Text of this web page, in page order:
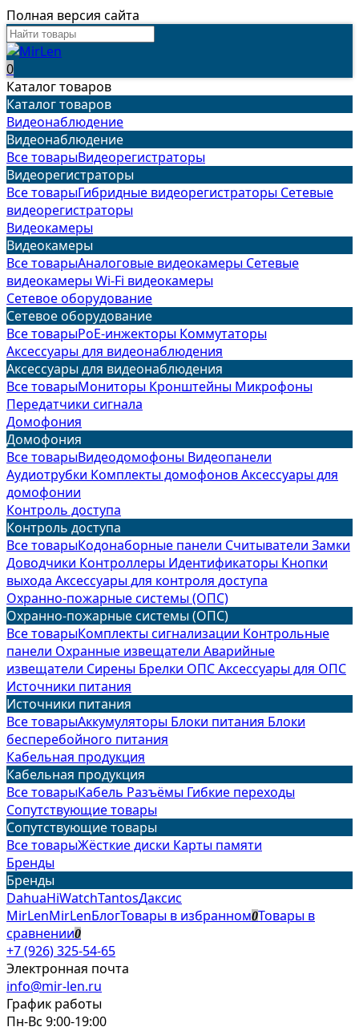
Полная версия сайта
0
Каталог товаров
Каталог товаров
Видеонаблюдение
Видеонаблюдение
Все товарыВидеорегистраторы
Видеорегистраторы
Все товарыГибридные видеорегистраторы Сетевые
видеорегистраторы
Видеокамеры
Видеокамеры
Все товарыАналоговые видеокамеры Сетевые
видеокамерыWi-Fi видеокамеры
Сетевое оборудование
Сетевое оборудование
Все товарыPoE-инжекторы Коммутаторы
Аксессуары для видеонаблюдения
Аксессуары для видеонаблюдения
Все товарыМониторы Кронштейны Микрофоны
Передатчики сигнала
Домофония
Домофония
Все товарыВидеодомофоны Видеопанели
Аудиотрубки Комплекты домофоновАксессуары для
домофонии
Контроль доступа
Контроль доступа
Все товарыКодонаборные панели Считыватели Замки
Доводчики Контроллеры Идентификаторы Кнопки
выхода Аксессуары для контроля доступа
Охранно-пожарные системы (ОПС)
Охранно-пожарные системы (ОПС)
Все товарыКомплекты сигнализации Контрольные
панели Охранные извещатели Аварийные
извещатели Сирены Брелки ОПСАксессуары для ОПС
Источники питания
Источники питания
Все товарыАккумуляторы Блоки питания Блоки
бесперебойного питания
Кабельная продукция
Кабельная продукция
Все товарыКабель Разъёмы Гибкие переходы
Сопутствующие товары
Сопутствующие товары
Все товарыЖёсткие диски Карты памяти
Бренды
Бренды
DahuaHiWatchTantosДаксис
MirLenMirLenБлогТовары в избранном0Товары в
сравнении0
+7 (926) 325-54-65
Электронная почта
info@mir-len.ru
График работы
Пн-Вс 9:00-19:00